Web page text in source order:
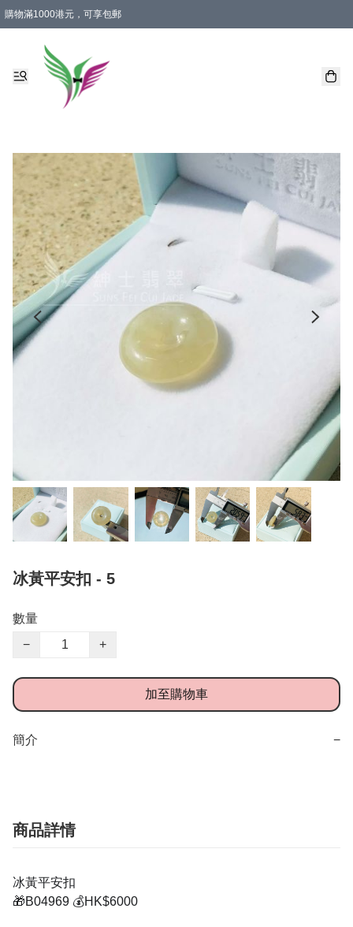
購物滿1000港元，可享包郵
冰黃平安扣 - 5
數量
−
+
加至購物車
簡介 −
商品詳情
冰黃平安扣
🎁B04969 💰HK$6000